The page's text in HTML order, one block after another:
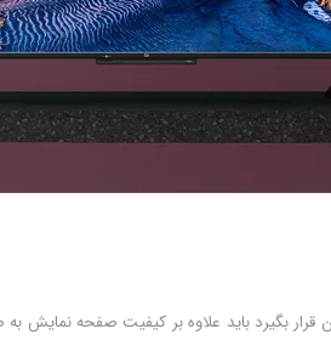
قرار بگیرد باید علاوه بر کیفیت صفحه